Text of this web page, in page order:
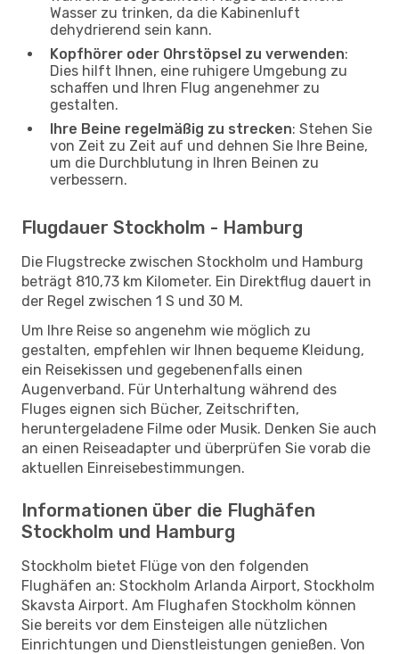
Wasser zu trinken, da die Kabinenluft
dehydrierend sein kann.
Kopfhörer oder Ohrstöpsel zu verwenden:
Dies hilft Ihnen, eine ruhigere Umgebung zu
schaffen und Ihren Flug angenehmer zu
gestalten.
Ihre Beine regelmäßig zu strecken: Stehen Sie
von Zeit zu Zeit auf und dehnen Sie Ihre Beine,
um die Durchblutung in Ihren Beinen zu
verbessern.
Flugdauer Stockholm - Hamburg
Die Flugstrecke zwischen Stockholm und Hamburg
beträgt 810,73 km Kilometer. Ein Direktflug dauert in
der Regel zwischen 1 S und 30 M.
Um Ihre Reise so angenehm wie möglich zu
gestalten, empfehlen wir Ihnen bequeme Kleidung,
ein Reisekissen und gegebenenfalls einen
Augenverband. Für Unterhaltung während des
Fluges eignen sich Bücher, Zeitschriften,
heruntergeladene Filme oder Musik. Denken Sie auch
an einen Reiseadapter und überprüfen Sie vorab die
aktuellen Einreisebestimmungen.
Informationen über die Flughäfen
Stockholm und Hamburg
Stockholm bietet Flüge von den folgenden
Flughäfen an: Stockholm Arlanda Airport, Stockholm
Skavsta Airport. Am Flughafen Stockholm können
Sie bereits vor dem Einsteigen alle nützlichen
Einrichtungen und Dienstleistungen genießen. Von